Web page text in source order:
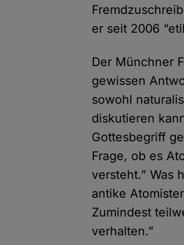
er seit 2006
Der Münchner
gewissen
sowohl
diskutieren
Gottesbegriff
Frage, ob es
versteht.” Was
antike
Zumindest
verhalten.”